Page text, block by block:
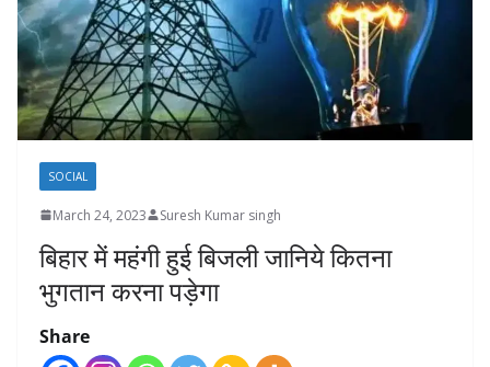
SOCIAL
March 24, 2023 Suresh Kumar singh
बिहार में महंगी हुई बिजली जानिये कितना
भुगतान करना पड़ेगा
Share